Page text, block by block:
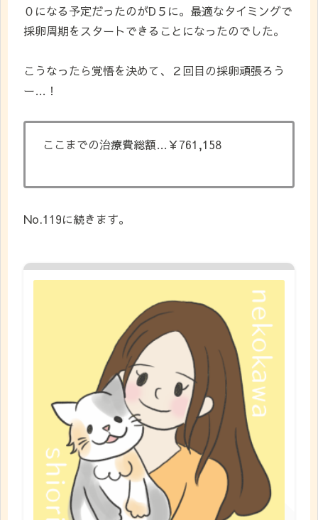
０になる予定だったのがD５に。最適なタイミングで
採卵周期をスタートできることになったのでした。
こうなったら覚悟を決めて、２回目の採卵頑張ろう
ー…！
ここまでの治療費総額…￥761,158
No.119に続きます。